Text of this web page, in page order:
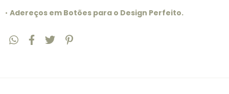
• Adereços em Botões para o Design Perfeito.